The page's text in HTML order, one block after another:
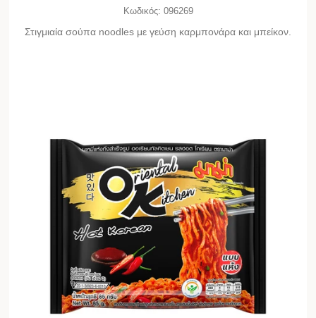
Κωδικός: 096269
Στιγμιαία σούπα noodles με γεύση καρμπονάρα και μπείκον.